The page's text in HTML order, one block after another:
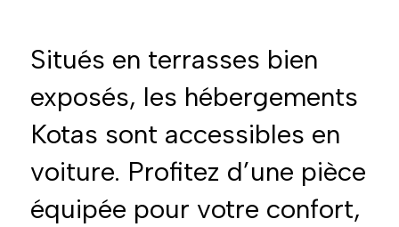
Situés en terrasses bien
exposés, les hébergements
Kotas sont accessibles en
voiture. Profitez d’une pièce
équipée pour votre confort,